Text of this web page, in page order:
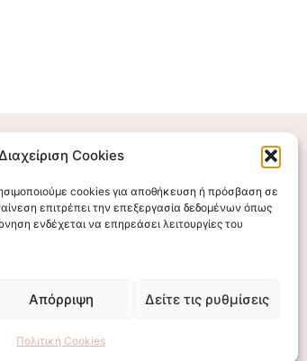
Cookies
cookies για αποθήκευση ή πρόσβαση σε
επιτρέπει την επεξεργασία δεδομένων όπως
ενδέχεται να επηρεάσει λειτουργίες του
Απόρριψη Δείτε τις ρυθμίσεις
Πολιτική Cookies
stigmalogou@gmail.com